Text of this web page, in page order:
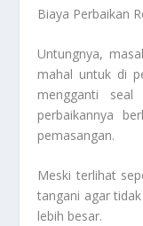
Biaya Perbaikan
Untungnya,
mahal untuk di
mengganti
perbaikannya
pemasangan.
Meski terlihat
tangani agar
lebih besar.